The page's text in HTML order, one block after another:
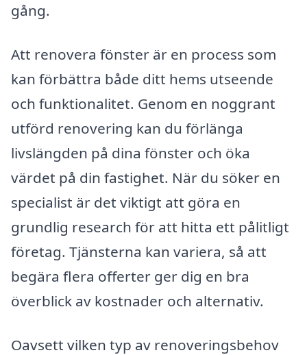
gång.
Att renovera fönster är en process som
kan förbättra både ditt hems utseende
och funktionalitet. Genom en noggrant
utförd renovering kan du förlänga
livslängden på dina fönster och öka
värdet på din fastighet. När du söker en
specialist är det viktigt att göra en
grundlig research för att hitta ett pålitligt
företag. Tjänsterna kan variera, så att
begära flera offerter ger dig en bra
överblick av kostnader och alternativ.
Oavsett vilken typ av renoveringsbehov